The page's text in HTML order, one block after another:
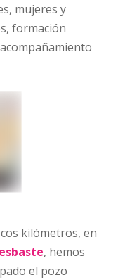
mujeres y
formación
kilómetros, en
, hemos
el pozo